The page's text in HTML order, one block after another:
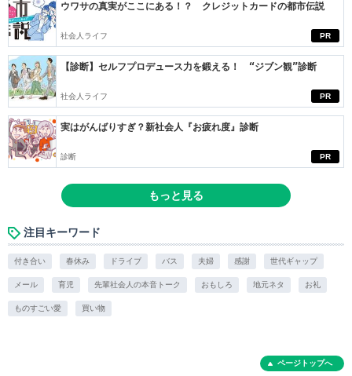
PR
ウワサの真実がここにある！？ クレジットカードの都市伝説
社会人ライフ
PR
【診断】セルフプロデュース力を鍛える！ “ジブン観”診断
社会人ライフ
PR
実はがんばりすぎ？新社会人『お疲れ度』診断
診断
もっと見る
注目キーワード
付き合い 春休み ドライブ バス 夫婦 感謝 世代ギャップ
メール 育児 先輩社会人の本音トーク おもしろ 地元ネタ お礼
ものすごい愛 買い物
ページトップへ